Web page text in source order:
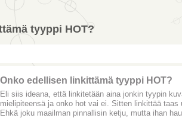
tyyppi HOT?
Onko edellisen linkittämä tyyppi HOT?
Eli siis ideana, että linkitetään aina jonkin tyypin
mielipiteensä ja onko hot vai ei. Sitten linkittää taas
Ehkä joku maailman pinnallisin ketju, mutta ihan